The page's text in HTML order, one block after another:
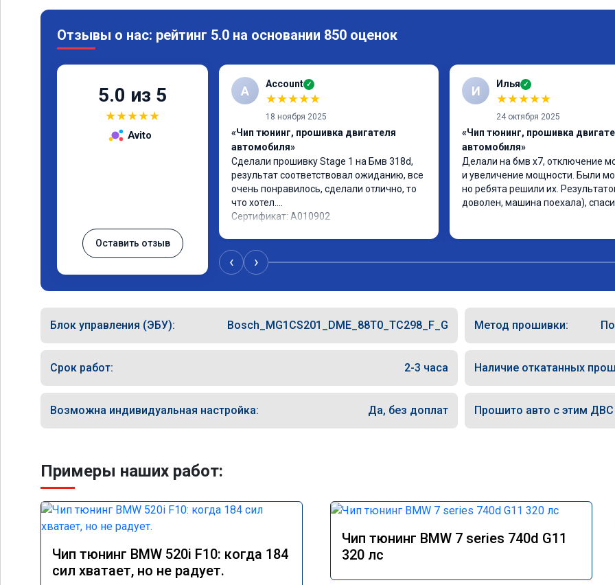
Отзывы о нас: рейтинг 5.0 на основании 850 оценок
5.0 из 5
★★★★★
Avito
Оставить отзыв
A Account ✓
★★★★★
18 ноября 2025
«Чип тюнинг, прошивка двигателя
автомобиля»
Сделали прошивку Stage 1 на Бмв 318d,
результат соответствовал ожиданию, все
очень понравилось, сделали отлично, то
что хотел.
Сертификат: A010902
И Илья ✓
★★★★★
24 октября 2025
«Чип тюнинг, прошивка
автомобиля»
Делали на бмв х7, отключение
и увеличение мощности. Были
но ребята решили их.
доволен, машина поехала),
‹ ›
Блок управления (ЭБУ): Bosch_MG1CS201_DME_88T0_TC298_F_G Метод прошивки:
Срок работ: 2-3 часа Наличие откатанных
Возможна индивидуальная настройка: Да, без доплат Прошито авто с этим ДВС
Примеры наших работ:
Чип тюнинг BMW 520i F10: когда 184
сил хватает, но не радует.
Чип тюнинг BMW 7 series 740d G11
320 лс